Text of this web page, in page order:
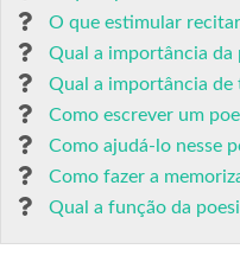
O que estimular
Qual a importância da
Qual a importância de
Como escrever um
Como ajudá-lo nesse
Como fazer a
Qual a função da